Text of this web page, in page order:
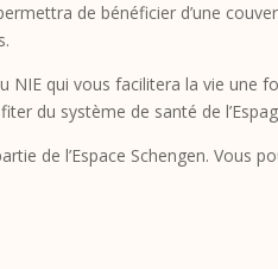
de bénéficier d’une
qui vous facilitera la vie une
du système de santé de
de l’Espace Schengen. Vous